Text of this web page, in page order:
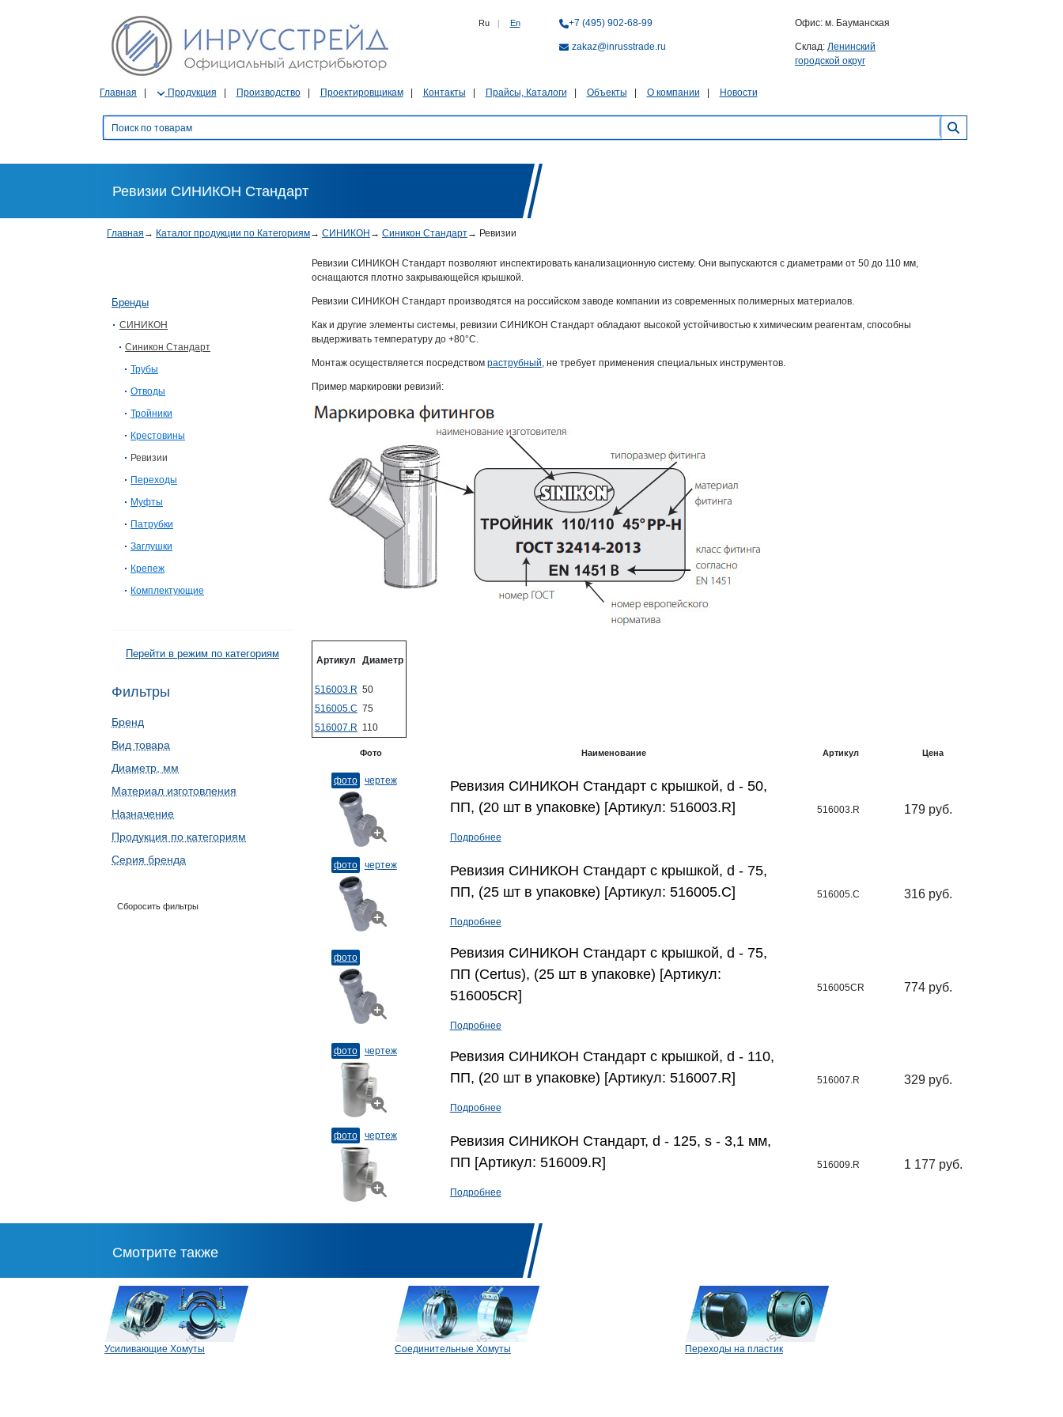
Ru | En +7 (495) 902-68-99
zakaz@inrusstrade.ru
Офис: м. Бауманская
Склад: Ленинский
городской округ
Главная Продукция Производство Проектировщикам Контакты Прайсы, Каталоги Объекты О компании Новости
Ревизии СИНИКОН Стандарт
Главная → Каталог продукции по Категориям→ СИНИКОН → Синикон Стандарт→ Ревизии
Бренды
СИНИКОН
Синикон Стандарт
Трубы
Отводы
Тройники
Крестовины
Ревизии
Переходы
Муфты
Патрубки
Заглушки
Крепеж
Комплектующие
Перейти в режим по категориям
Фильтры
Бренд
Вид товара
Диаметр, мм
Материал изготовления
Назначение
Продукция по категориям
Серия бренда
Сборосить фильтры
Ревизии СИНИКОН Стандарт позволяют инспектировать канализационную систему. Они выпускаются с диаметрами от 50 до 110 мм,
оснащаются плотно закрывающейся крышкой.
Ревизии СИНИКОН Стандарт производятся на российском заводе компании из современных полимерных материалов.
Как и другие элементы системы, ревизии СИНИКОН Стандарт обладают высокой устойчивостью к химическим реагентам, способны
выдерживать температуру до +80°C.
Монтаж осуществляется посредством раструбный, не требует применения специальных инструментов.
Пример маркировки ревизий:
Артикул Диаметр
516003.R 50
516005.C 75
516007.R 110
Фото Наименование Артикул Цена
фото чертеж
Ревизия СИНИКОН Стандарт с крышкой, d - 50,
ПП, (20 шт в упаковке) [Артикул: 516003.R]
Подробнее
516003.R 179 руб.
фото чертеж
Ревизия СИНИКОН Стандарт с крышкой, d - 75,
ПП, (25 шт в упаковке) [Артикул: 516005.C]
Подробнее
516005.C 316 руб.
фото
Ревизия СИНИКОН Стандарт с крышкой, d - 75,
ПП (Сertus), (25 шт в упаковке) [Артикул:
516005CR]
Подробнее
516005CR 774 руб.
фото чертеж
Ревизия СИНИКОН Стандарт с крышкой, d - 110,
ПП, (20 шт в упаковке) [Артикул: 516007.R]
Подробнее
516007.R 329 руб.
фото чертеж
Ревизия СИНИКОН Стандарт, d - 125, s - 3,1 мм,
ПП [Артикул: 516009.R]
Подробнее
516009.R 1 177 руб.
Смотрите также
Усиливающие Хомуты Соединительные Хомуты Переходы на пластик